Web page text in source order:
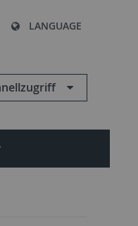
LANGUAGE